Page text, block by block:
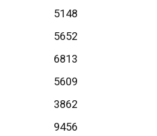
5148
5652
6813
5609
3862
9456